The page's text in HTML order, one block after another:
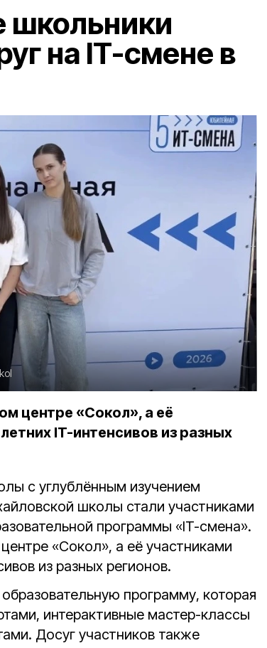
школьники
на IT-смене в
центре «Сокол», а её
IT-интенсивов из разных
с углублённым изучением
школы стали участниками
программы «IT-смена».
«Сокол», а её участниками
из разных регионов.
программу, которая
интерактивные мастер-классы
Досуг участников также